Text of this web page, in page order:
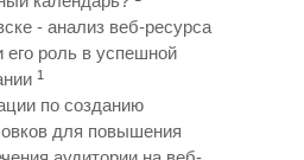
- анализ веб-ресурса
роль в успешной
1
по созданию
для повышения